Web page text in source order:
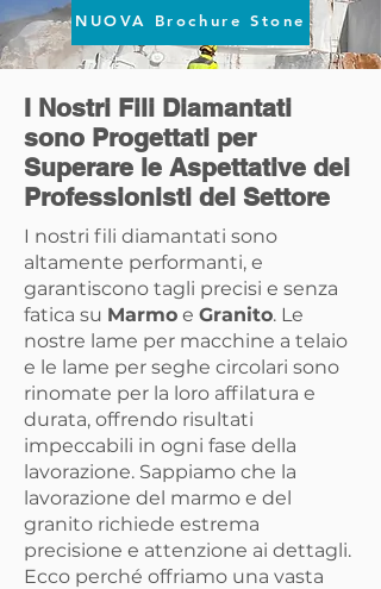
NUOVA Brochure Stone
I Nostri Fili Diamantati
sono Progettati per
Superare le Aspettative dei
Professionisti del Settore
I nostri fili diamantati sono
altamente performanti, e
garantiscono tagli precisi e senza
fatica su Marmo e Granito. Le
nostre lame per macchine a telaio
e le lame per seghe circolari sono
rinomate per la loro affilatura e
durata, offrendo risultati
impeccabili in ogni fase della
lavorazione. Sappiamo che la
lavorazione del marmo e del
granito richiede estrema
precisione e attenzione ai dettagli.
Ecco perché offriamo una vasta